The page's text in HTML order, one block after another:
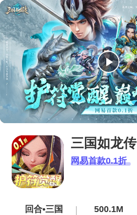
播
放
视
频
三国如龙传
网易首款0.1折
回合•三国 500.1M